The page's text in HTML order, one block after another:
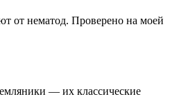
от нематод. Проверено на моей
— их классические